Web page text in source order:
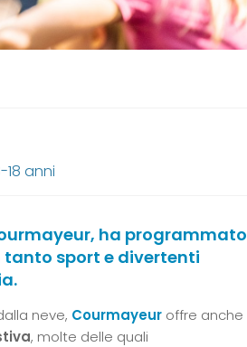
18 anni
ha programmato
sport e divertenti
neve, Courmayeur offre anche
, molte delle quali